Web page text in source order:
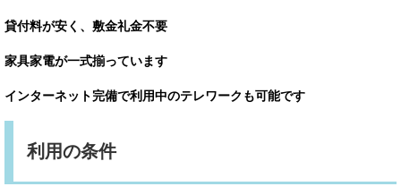
貸付料が安く、敷金礼金不要
家具家電が一式揃っています
インターネット完備で利用中のテレワークも可能です
利用の条件